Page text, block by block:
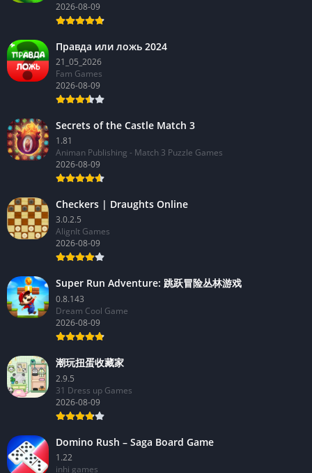
1.73.4160
RED BRIX WALL
Правда или ложь 2024
21_05_2026
Fam Games
Secrets of the Castle Match 3
1.81
Animan Publishing - Match 3 Puzzle Games
Checkers | Draughts Online
3.0.2.5
AlignIt Games
Super Run Adventure: 跳跃冒险丛林游戏
0.8.143
Dream Cool Game
潮玩扭蛋收藏家
2.9.5
31 Dress up Games
Domino Rush – Saga Board Game